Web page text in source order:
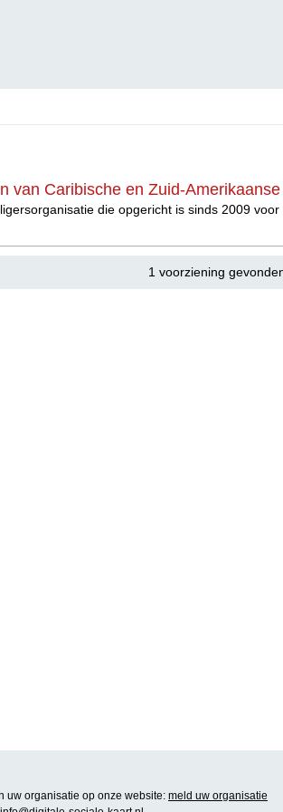
van Caribische en Zuid-
die opgericht is sinds 2009
1 voorziening
uw organisatie op onze website: meld uw organisatie